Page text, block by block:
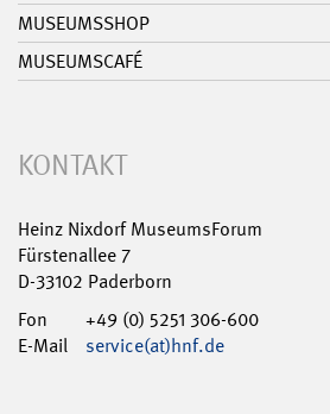
MUSEUMSSHOP
MUSEUMSCAFÉ
KONTAKT
Heinz Nixdorf MuseumsForum
Fürstenallee 7
D-33102 Paderborn
Fon
+49 (0) 5251 306-600
E-Mail
service(at)hnf.de